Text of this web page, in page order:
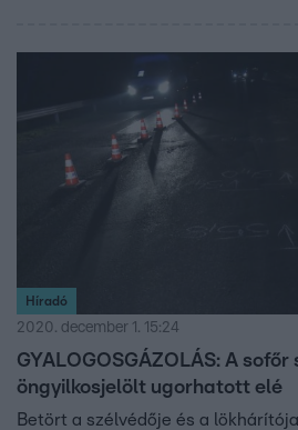
Híradó
2020. december 1. 15:24
GYALOGOSGÁZOLÁS: A sofőr
öngyilkosjelölt ugorhatott elé
Betört a szélvédője és a